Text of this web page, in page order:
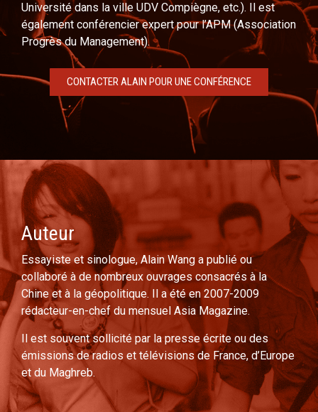
Université dans la ville UDV Compiègne, etc.). Il est
également conférencier expert pour l’APM (Association
Progrès du Management).
CONTACTER ALAIN POUR UNE CONFÉRENCE
Auteur
Essayiste et sinologue, Alain Wang a publié ou
collaboré à de nombreux ouvrages consacrés à la
Chine et à la géopolitique. Il a été en 2007-2009
rédacteur-en-chef du mensuel Asia Magazine.
Il est souvent sollicité par la presse écrite ou des
émissions de radios et télévisions de France, d’Europe
et du Maghreb.